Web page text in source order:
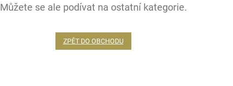
Můžete se ale podívat na ostatní kategorie.
ZPĚT DO OBCHODU